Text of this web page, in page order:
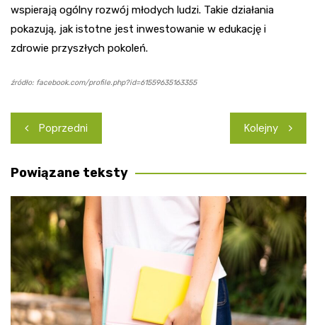
wspierają ogólny rozwój młodych ludzi. Takie działania
pokazują, jak istotne jest inwestowanie w edukację i
zdrowie przyszłych pokoleń.
źródło: facebook.com/profile.php?id=61559635163355
Nawigacja
wpisu
Poprzedni Kolejny
Powiązane teksty